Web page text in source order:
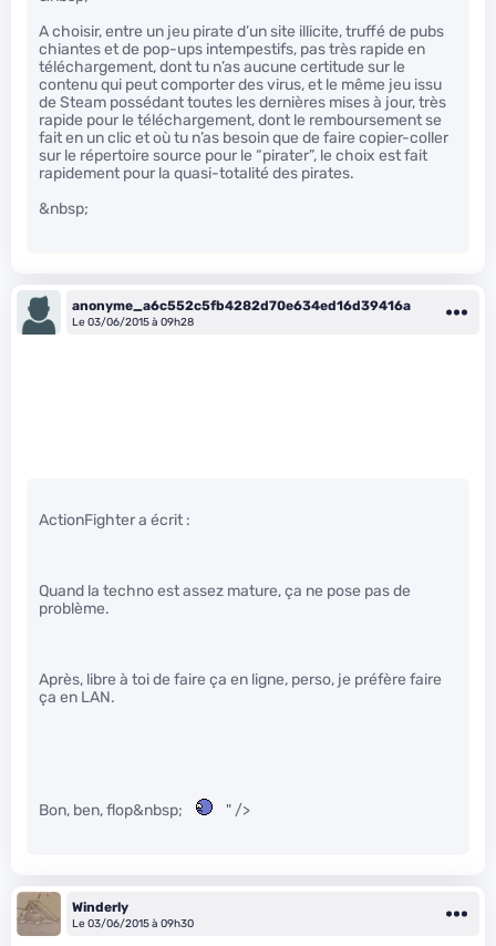
A choisir, entre un jeu pirate d’un site illicite, truffé de pubs
chiantes et de pop-ups intempestifs, pas très rapide en
téléchargement, dont tu n’as aucune certitude sur le
contenu qui peut comporter des virus, et le même jeu issu
de Steam possédant toutes les dernières mises à jour, très
rapide pour le téléchargement, dont le remboursement se
fait en un clic et où tu n’as besoin que de faire copier-coller
sur le répertoire source pour le “pirater”, le choix est fait
rapidement pour la quasi-totalité des pirates.
&nbsp;
anonyme_a6c552c5fb4282d70e634ed16d39416a
Le 03/06/2015 à 09h28
ActionFighter a écrit :
Quand la techno est assez mature, ça ne pose pas de
problème.
Après, libre à toi de faire ça en ligne, perso, je préfère faire
ça en LAN.
Bon, ben, flop&nbsp; " />
Winderly
Le 03/06/2015 à 09h30